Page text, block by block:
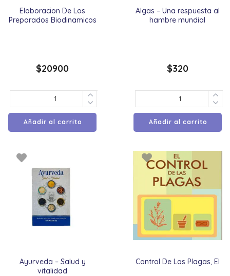
Elaboracion De Los
Preparados Biodinamicos
$20900
Añadir al carrito
Algas – Una respuesta al
hambre mundial
$320
Añadir al carrito
Ayurveda – Salud y
vitalidad
Control De Las Plagas, El